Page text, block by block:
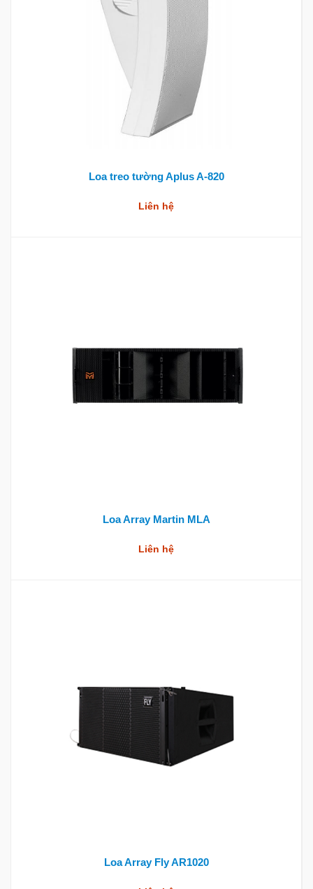
Loa treo tường Aplus A-820
Liên hệ
Loa Array Martin MLA
Liên hệ
Loa Array Fly AR1020